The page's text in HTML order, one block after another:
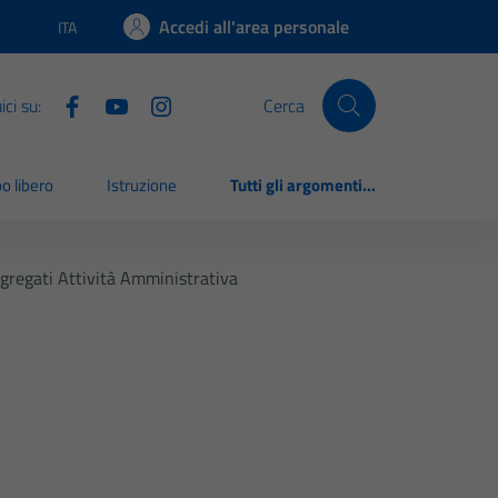
Lingua attiva:
ITA Accedi all'area personale
su: Cerca
libero Istruzione Tutti gli argomenti...
Attività Amministrativa